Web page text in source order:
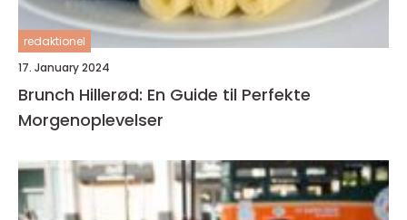
redaktionel
17. January 2024
Brunch Hillerød: En Guide til Perfekte
Morgenoplevelser